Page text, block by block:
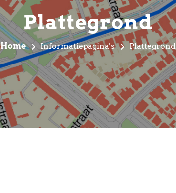
Plattegrond
Home Informatiepagina's Plattegrond